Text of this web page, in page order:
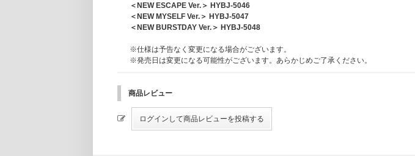
※商品受取日と上
＜NEW ESCAPE Ver.＞ HYBJ-5046
＜NEW MYSELF Ver.＞ HYBJ-5047
＜NEW BURSTDAY Ver.＞ HYBJ-5048
※仕様は予告なく変更になる場合がございます。
※発売日は変更になる可能性がございます。あらかじめご了承ください。
商品レビュー